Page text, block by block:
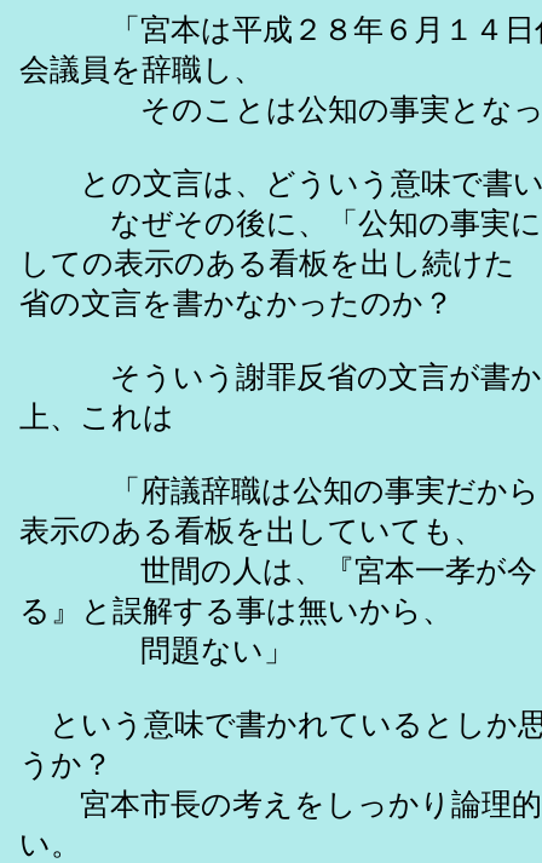
「宮本は平成２８年６月１４日
会議員を辞職し、
そのことは公知の事実となっ
との文言は、どういう意味で書
なぜその後に、「公知の事実に
しての表示のある看板を出し続け
省の文言を書かなかったのか？
そういう謝罪反省の文言が書か
上、これは
「府議辞職は公知の事実だから
表示のある看板を出していても、
世間の人は、『宮本一孝が今
る』と誤解する事は無いから、
問題ない」
という意味で書かれているとしか
うか？
宮本市長の考えをしっかり論理的
い。